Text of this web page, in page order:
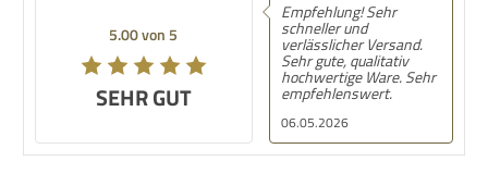
5.00 von 5
SEHR GUT
06.05.2026
Empfehlung! Sehr
schneller und
verlässlicher Versand.
Sehr gute, qualitativ
hochwertige Ware. Sehr
empfehlenswert.